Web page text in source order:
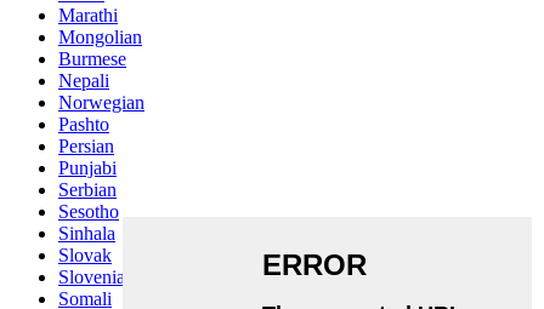
Marathi
Mongolian
Burmese
Nepali
Norwegian
Pashto
Persian
Punjabi
Serbian
Sesotho
Sinhala
Slovak
Slovenian
Somali